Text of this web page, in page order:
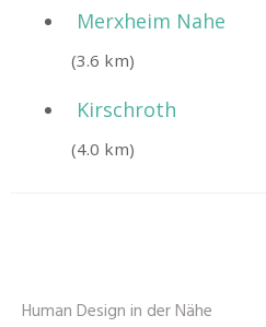
Merxheim Nahe
(3.6 km)
Kirschroth
(4.0 km)
Human Design in der Nähe